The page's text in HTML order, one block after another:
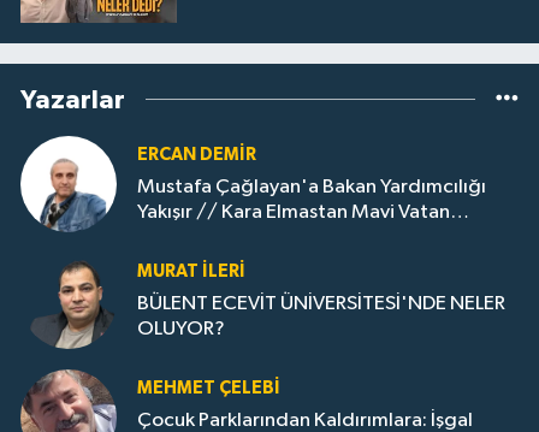
Yazarlar
ERCAN DEMIR
Mustafa Çağlayan'a Bakan Yardımcılığı
Yakışır // ​Kara Elmastan Mavi Vatan
MURAT İLERI
BÜLENT ECEVİT ÜNİVERSİTESİ'NDE NELER
OLUYOR?
MEHMET ÇELEBI
Çocuk Parklarından Kaldırımlara: İşgal